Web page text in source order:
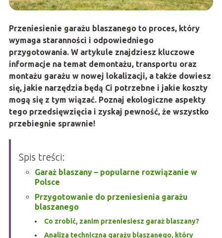
Przeniesienie garażu blaszanego to proces, który
wymaga staranności i odpowiedniego
przygotowania. W artykule znajdziesz kluczowe
informacje na temat demontażu, transportu oraz
montażu garażu w nowej lokalizacji, a także dowiesz
się, jakie narzędzia będą Ci potrzebne i jakie koszty
mogą się z tym wiązać. Poznaj ekologiczne aspekty
tego przedsięwzięcia i zyskaj pewność, że wszystko
przebiegnie sprawnie!
Spis treści:
Garaż blaszany – popularne rozwiązanie w
Polsce
Przygotowanie do przeniesienia garażu
blaszanego
Co zrobić, zanim przeniesiesz garaż blaszany?
Analiza techniczna garażu blaszanego, który